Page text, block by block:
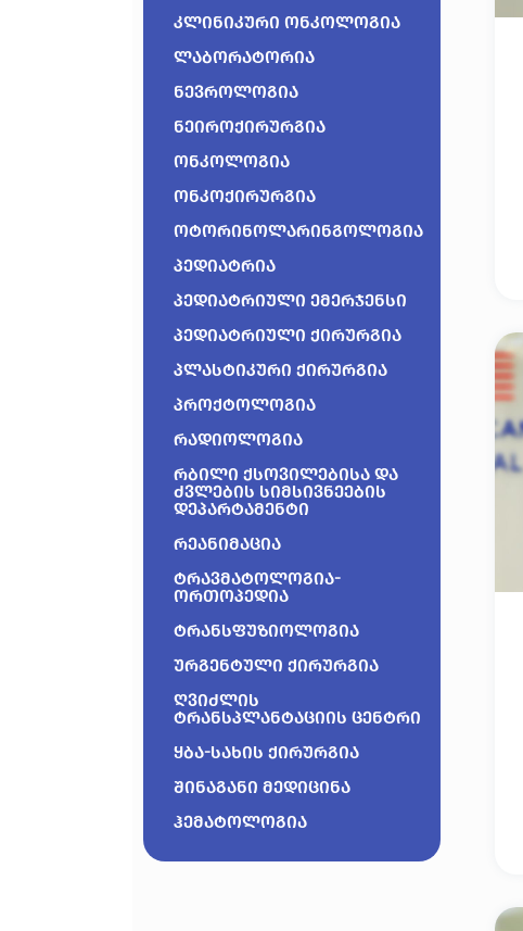
კლინიკური ონკოლოგია
ლაბორატორია
ნევროლოგია
ნეიროქირურგია
ონკოლოგია
ონკოქირურგია
ოტორინოლარინგოლოგია
პედიატრია
პედიატრიული ემერჯენსი
პედიატრიული ქირურგია
პლასტიკური ქირურგია
პროქტოლოგია
რადიოლოგია
რბილი ქსოვილებისა და
ძვლების სიმსივნეების
დეპარტამენტი
რეანიმაცია
ტრავმატოლოგია-
ორთოპედია
ტრანსფუზიოლოგია
ურგენტული ქირურგია
ღვიძლის
ტრანსპლანტაციის ცენტრი
ყბა-სახის ქირურგია
შინაგანი მედიცინა
ჰემატოლოგია